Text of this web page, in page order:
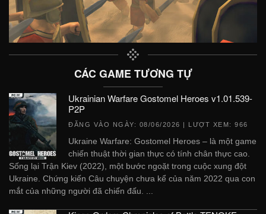
CÁC GAME TƯƠNG TỰ
Ukrainian Warfare Gostomel Heroes v1.01.539-
P2P
ĐĂNG VÀO NGÀY: 08/06/2026 | LƯỢT XEM: 966
Ukraine Warfare: Gostomel Heroes – là một game
chiến thuật thời gian thực có tính chân thực cao.
Sống lại Trận Kiev (2022), một bước ngoặt trong cuộc xung đột
Ukraine. Chứng kiến ​​​​Câu chuyện chưa kể của năm 2022 qua con
mắt của những người đã chiến đấu. ...